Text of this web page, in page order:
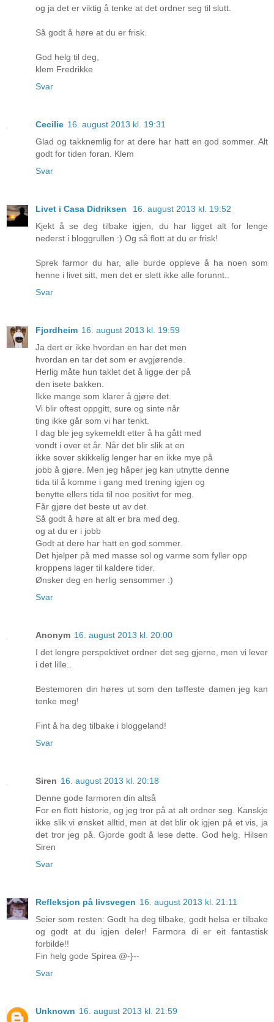
og ja det er viktig å tenke at det ordner seg til slutt.
Så godt å høre at du er frisk.
God helg til deg,
klem Fredrikke
Svar
Cecilie 16. august 2013 kl. 19:31
Glad og takknemlig for at dere har hatt en god sommer. Alt
godt for tiden foran. Klem
Svar
Livet i Casa Didriksen
16. august 2013 kl. 19:52
Kjekt å se deg tilbake igjen, du har ligget alt for lenge
nederst i bloggrullen :) Og så flott at du er frisk!
Sprek farmor du har, alle burde oppleve å ha noen som
henne i livet sitt, men det er slett ikke alle forunnt..
Svar
Fjordheim 16. august 2013 kl. 19:59
Ja dert er ikke hvordan en har det men
hvordan en tar det som er avgjørende.
Herlig måte hun taklet det å ligge der på
den isete bakken.
Ikke mange som klarer å gjøre det.
Vi blir oftest oppgitt, sure og sinte når
ting ikke går som vi har tenkt.
I dag ble jeg sykemeldt etter å ha gått med
vondt i over et år. Når det blir slik at en
ikke sover skikkelig lenger har en ikke mye på
jobb å gjøre. Men jeg håper jeg kan utnytte denne
tida til å komme i gang med trening igjen og
benytte ellers tida til noe positivt for meg.
Får gjøre det beste ut av det.
Så godt å høre at alt er bra med deg.
og at du er i jobb
Godt at dere har hatt en god sommer.
Det hjelper på med masse sol og varme som fyller opp
kroppens lager til kaldere tider.
Ønsker deg en herlig sensommer :)
Svar
Anonym 16. august 2013 kl. 20:00
I det lengre perspektivet ordner det seg gjerne, men vi lever
i det lille..
Bestemoren din høres ut som den tøffeste damen jeg kan
tenke meg!
Fint å ha deg tilbake i bloggeland!
Svar
Siren 16. august 2013 kl. 20:18
Denne gode farmoren din altså
For en flott historie, og jeg tror på at alt ordner seg. Kanskje
ikke slik vi ønsket alltid, men at det blir ok igjen på et vis, ja
det tror jeg på. Gjorde godt å lese dette. God helg. Hilsen
Siren
Svar
Refleksjon på livsvegen 16. august 2013 kl. 21:11
Seier som resten: Godt ha deg tilbake, godt helsa er tilbake
og godt at du igjen deler! Farmora di er eit fantastisk
forbilde!!
Fin helg gode Spirea @-}--
Svar
Unknown 16. august 2013 kl. 21:59